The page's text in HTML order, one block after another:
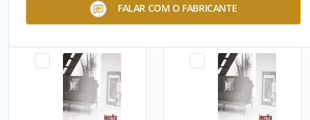
FALAR COM O FABRICANTE